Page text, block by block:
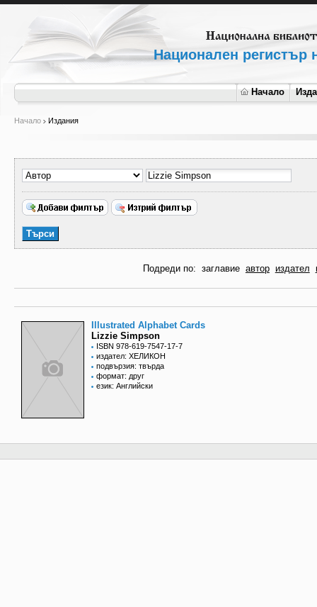
Национален регистър
Начало
Начало Издания
Подреди по: заглавие автор издател
Illustrated Alphabet Cards
Lizzie Simpson
ISBN 978-619-7547-17-7
издател: ХЕЛИКОН
подвързия: твърда
формат: друг
език: Английски